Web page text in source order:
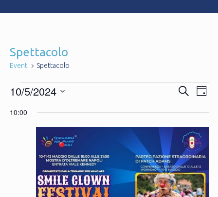
Spettacolo
Eventi Spettacolo
Eventi
for
Maggio
2024
e
Cerca
10/5/2024
10:00